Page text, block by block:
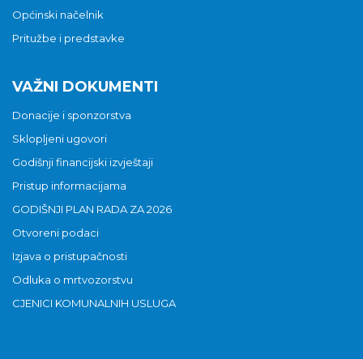
Općinski načelnik
Pritužbe i predstavke
VAŽNI DOKUMENTI
Donacije i sponzorstva
Sklopljeni ugovori
Godišnji financijski izvještaji
Pristup informacijama
GODIŠNJI PLAN RADA ZA 2026
Otvoreni podaci
Izjava o pristupačnosti
Odluka o mrtvozorstvu
CJENICI KOMUNALNIH USLUGA